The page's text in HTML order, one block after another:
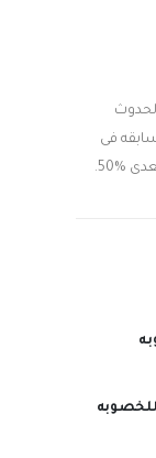
لحدوث
فى